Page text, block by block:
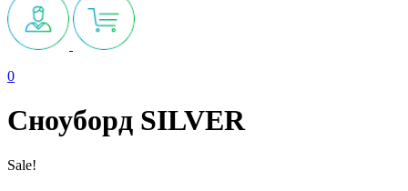
0
Сноуборд SILVER
Sale!